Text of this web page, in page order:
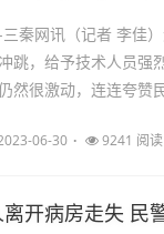
秦网讯（记者 李佳
跳，给予技术人员
然很激动，连连夸赞
06-30 9241 阅读
开病房走失 民